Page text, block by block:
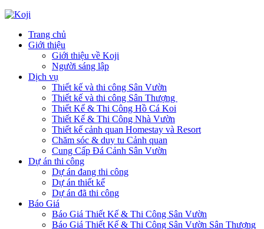
Trang chủ
Giới thiệu
Giới thiệu về Koji
Người sáng lập
Dịch vụ
Thiết kế và thi công Sân Vườn
Thiết kế và thi công Sân Thượng
Thiết Kế & Thi Công Hồ Cá Koi
Thiết Kế & Thi Công Nhà Vườn
Thiết kế cảnh quan Homestay và Resort
Chăm sóc & duy tu Cảnh quan
Cung Cấp Đá Cảnh Sân Vườn
Dự án thi công
Dự án đang thi công
Dự án thiết kế
Dự án đã thi công
Báo Giá
Báo Giá Thiết Kế & Thi Công Sân Vườn
Báo Giá Thiết Kế & Thi Công Sân Vườn Sân Thượng